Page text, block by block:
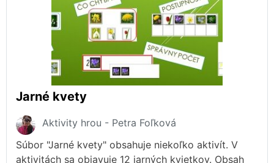
Jarné kvety
Aktivity hrou - Petra Foľková
Súbor "Jarné kvety" obsahuje niekoľko aktivít. V
aktivitách sa objavuje 12 jarných kvietkov. Obsah